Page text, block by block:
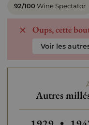
92/100 Wine Spectator
Oups, cette
Voir les
Autres